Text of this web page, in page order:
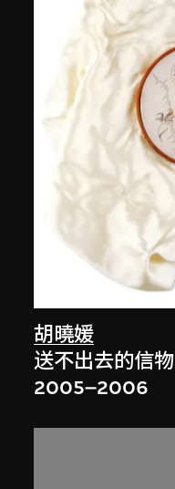
胡曉媛
送不出去的信物
2005–2006